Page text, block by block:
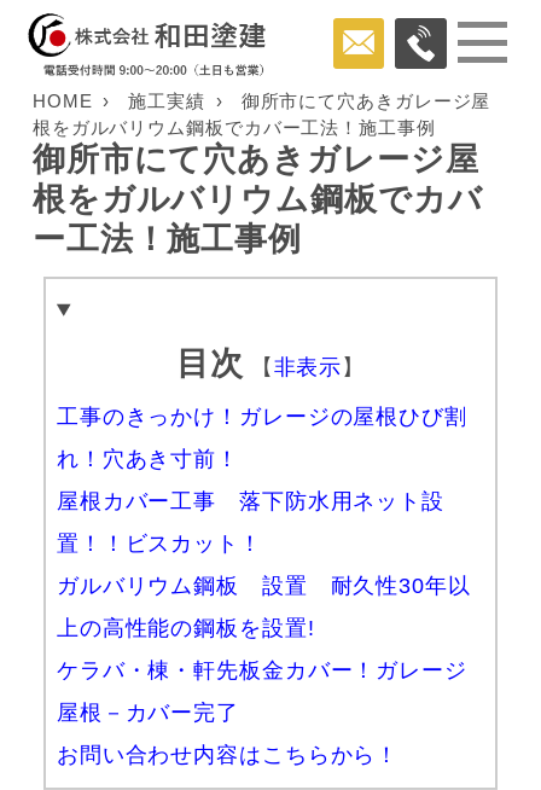
HOME 施工実績
御所市にて穴あきガレージ屋
根をガルバリウム鋼板でカバー工法！施工事例
御所市にて穴あきガレージ屋
根をガルバリウム鋼板でカバ
ー工法！施工事例
目次 【 非表示 】
工事のきっかけ！ガレージの屋根ひび割
れ！穴あき寸前！
屋根カバー工事 落下防水用ネット設
置！！ビスカット！
ガルバリウム鋼板 設置 耐久性30年以
上の高性能の鋼板を設置!
ケラバ・棟・軒先板金カバー！ガレージ
屋根－カバー完了
お問い合わせ内容はこちらから！